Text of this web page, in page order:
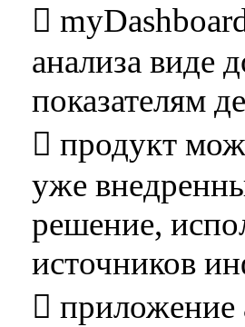

анализа виде
показателям
 продукт
уже
решение,
источников
 приложение